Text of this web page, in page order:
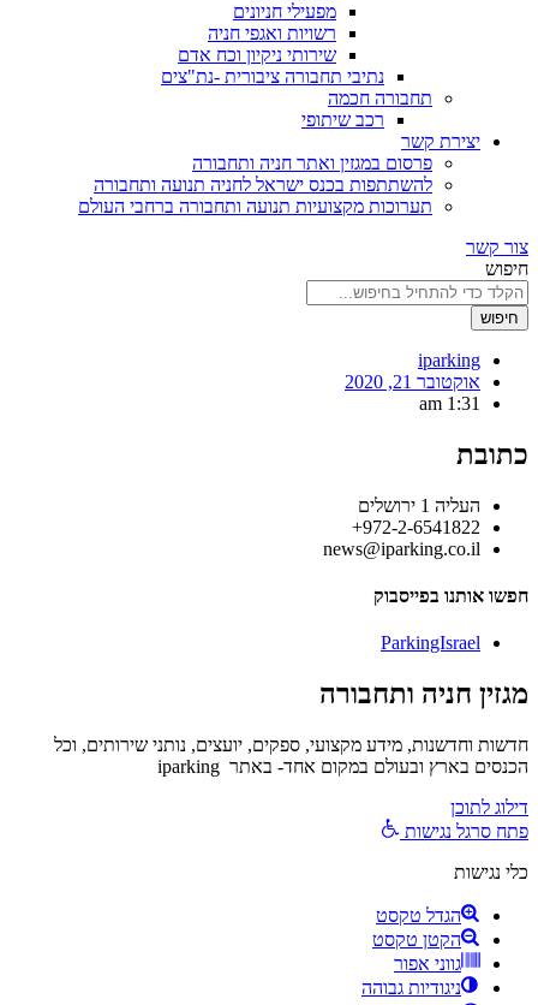
מפעילי חניונים
רשויות ואגפי חניה
שירותי ניקיון וכח אדם
נתיבי תחבורה ציבורית -נת"צים
תחבורה חכמה
רכב שיתופי
יצירת קשר
פרסום במגזין ואתר חניה ותחבורה
להשתתפות בכנס ישראל לחניה תנועה ותחבורה
תערוכות מקצועיות תנועה ותחבורה ברחבי העולם
צור קשר
חיפוש
חיפוש
iparking
אוקטובר 21, 2020
1:31 am
כתובת
העליה 1 ירושלים
972-2-6541822+
news@iparking.co.il
חפשו אותנו בפייסבוק
ParkingIsrael
מגזין חניה ותחבורה
חדשות וחדשנות, מידע מקצועי, ספקים, יועצים, נותני שירותים, וכל
הכנסים בארץ ובעולם במקום אחד- באתר iparking
דילוג לתוכן
פתח סרגל נגישות
כלי נגישות
הגדל טקסט
הקטן טקסט
גווני אפור
ניגודיות גבוהה